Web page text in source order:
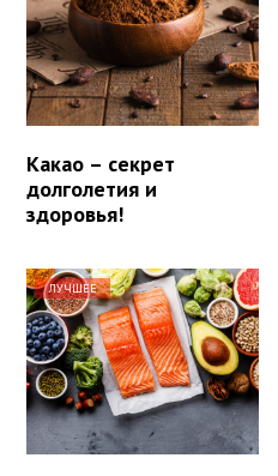
Какао – секрет
долголетия и
здоровья!
ЛУЧШЕЕ